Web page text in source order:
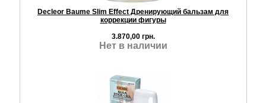
Decleor Baume Slim Effect Дренирующий бальзам для
коррекции фигуры
3.870,00 грн.
Нет в наличии